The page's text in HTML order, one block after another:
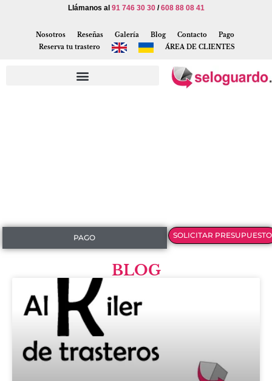
Llámanos al 91 746 30 30/608 88 08 41
Nosotros Reseñas Galería Blog Contacto
Pago
Reserva tu trastero
ÁREA DE CLIENTES
PAGO SOLICITAR PRESUPUESTO
BLOG